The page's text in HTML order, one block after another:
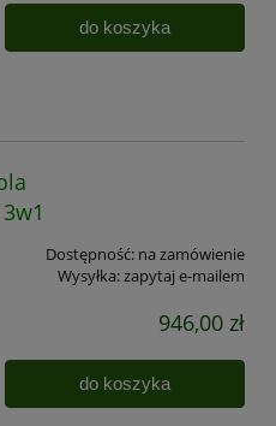
do koszyka
Dostępność: na zamówienie
Wysyłka:zapytaj e-mailem
946,00 zł
do koszyka